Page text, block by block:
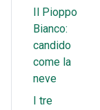
Il Pioppo
Bianco:
candido
come la
neve
I tre